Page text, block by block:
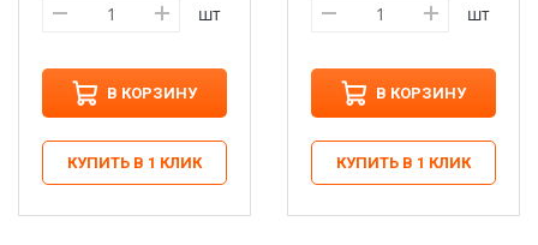
шт
В КОРЗИНУ
КУПИТЬ В 1 КЛИК
шт
В КОРЗИНУ
КУПИТЬ В 1 КЛИК